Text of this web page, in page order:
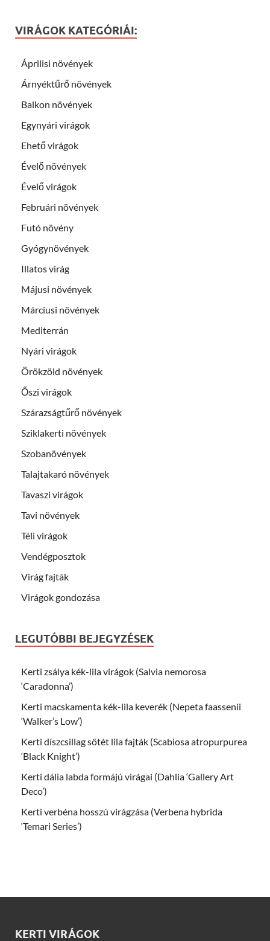
VIRÁGOK KATEGÓRIÁI:
Áprilisi növények
Árnyéktűrő növények
Balkon növények
Egynyári virágok
Ehető virágok
Évelő növények
Évelő virágok
Februári növények
Futó növény
Gyógynövények
Illatos virág
Májusi növények
Márciusi növények
Mediterrán
Nyári virágok
Örökzöld növények
Őszi virágok
Szárazságtűrő növények
Sziklakerti növények
Szobanövények
Talajtakaró növények
Tavaszi virágok
Tavi növények
Téli virágok
Vendégposztok
Virág fajták
Virágok gondozása
LEGUTÓBBI BEJEGYZÉSEK
Kerti zsálya kék-lila virágok (Salvia nemorosa
‘Caradonna’)
Kerti macskamenta kék-lila keverék (Nepeta faassenii
‘Walker’s Low’)
Kerti díszcsillag sötét lila fajták (Scabiosa atropurpurea
‘Black Knight’)
Kerti dália labda formájú virágai (Dahlia ‘Gallery Art
Deco’)
Kerti verbéna hosszú virágzása (Verbena hybrida
‘Temari Series’)
KERTI VIRÁGOK